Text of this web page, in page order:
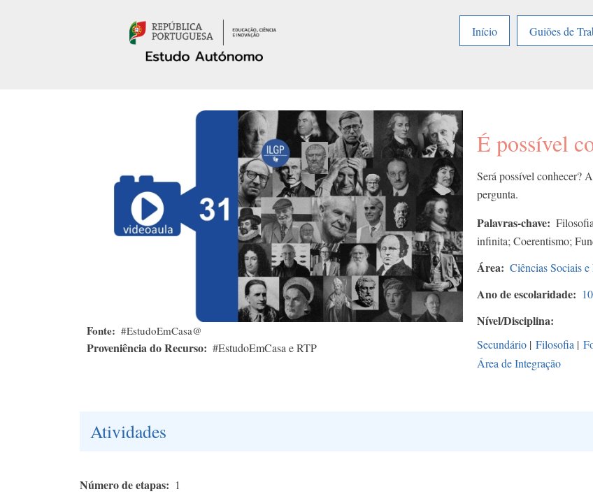
Início
Guiões de
Fonte #EstudoEmCasa@
Proveniência do Recurso #EstudoEmCasa e RTP
É possível
Será possível conhecer?
pergunta.
Palavras-chave
infinita; Coerentismo;
Área Ciências Sociais
Ano de escolaridade
Nível/Disciplina
Secundário | Filosofia |
Área de Integração
Atividades
Número de etapas 1